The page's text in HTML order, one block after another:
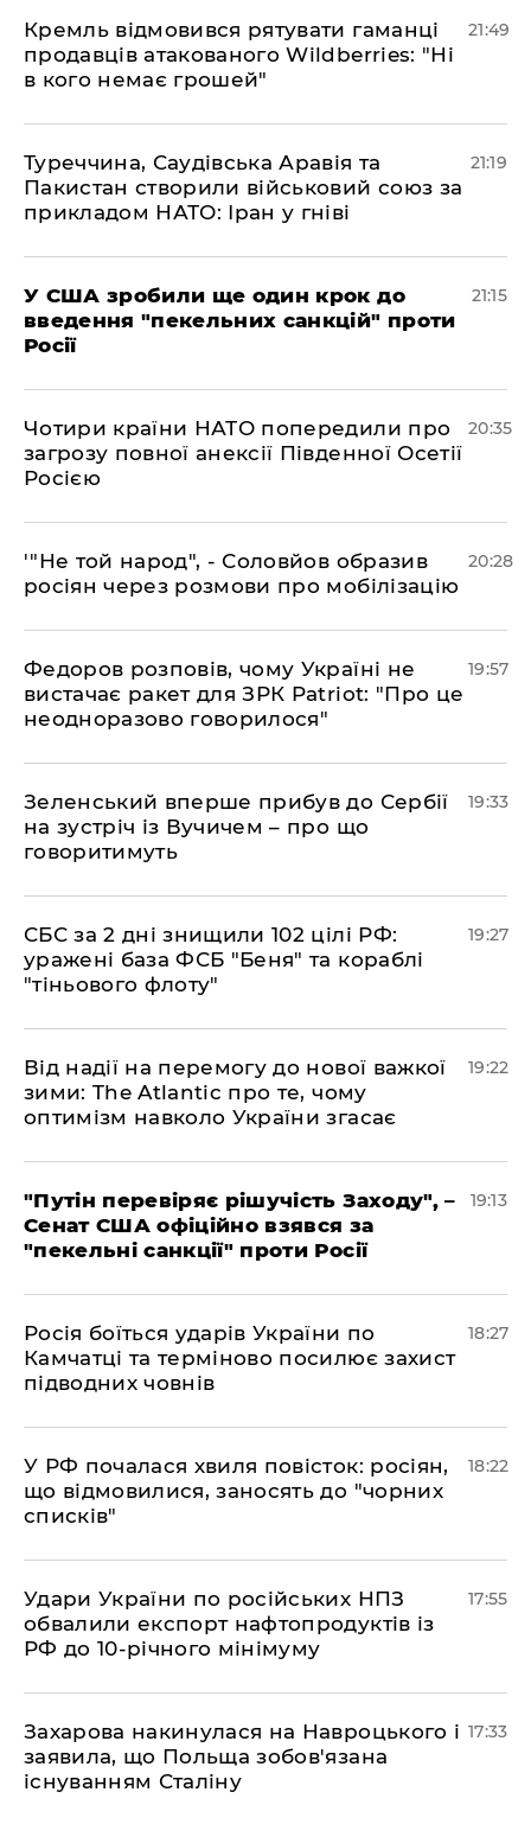
​Кремль відмовився рятувати гаманці
продавців атакованого Wildberries: "Ні
в кого немає грошей"
21:49
​Туреччина, Саудівська Аравія та
Пакистан створили військовий союз за
прикладом НАТО: Іран у гніві
21:19
​У США зробили ще один крок до
введення "пекельних санкцій" проти
Росії
21:15
​Чотири країни НАТО попередили про
загрозу повної анексії Південної Осетії
Росією
20:35
​'"Не той народ", - Соловйов образив
росіян через розмови про мобілізацію
20:28
​Федоров розповів, чому Україні не
вистачає ракет для ЗРК Patriot: "Про це
неодноразово говорилося"
19:57
​Зеленський вперше прибув до Сербії
на зустріч із Вучичем – про що
говоритимуть
19:33
​СБС за 2 дні знищили 102 цілі РФ:
уражені база ФСБ "Беня" та кораблі
"тіньового флоту"
19:27
​Від надії на перемогу до нової важкої
зими: The Atlantic про те, чому
оптимізм навколо України згасає
19:22
​"Путін перевіряє рішучість Заходу", –
Сенат США офіційно взявся за
"пекельні санкції" проти Росії
19:13
​Росія боїться ударів України по
Камчатці та терміново посилює захист
підводних човнів
18:27
​У РФ почалася хвиля повісток: росіян,
що відмовилися, заносять до "чорних
списків"
18:22
​Удари України по російських НПЗ
обвалили експорт нафтопродуктів із
РФ до 10-річного мінімуму
17:55
​Захарова накинулася на Навроцького і
заявила, що Польща зобов'язана
існуванням Сталіну
17:33